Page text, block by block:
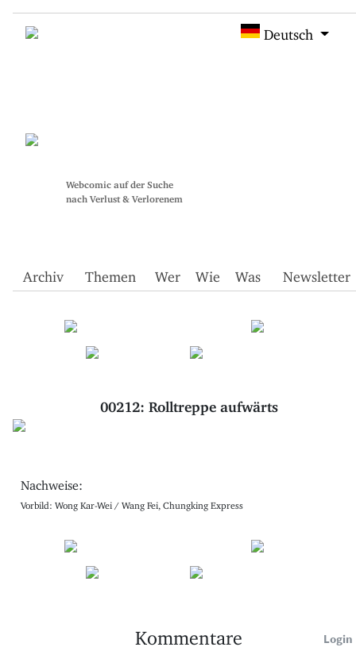
Webcomic auf der Suche
nach Verlust & Verlorenem
Deutsch
Archiv Themen Wer Wie Was Newsletter
00212: Rolltreppe aufwärts
Nachweise:
Vorbild: Wong Kar-Wei / Wang Fei, Chungking Express
Kommentare Login